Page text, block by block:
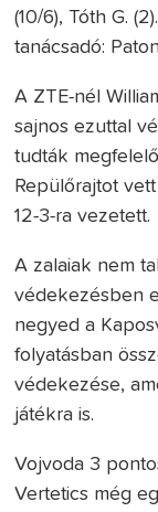
(10/6), Tóth G.
tanácsadó:
A ZTE-nél
sajnos ezuttal
tudták
Repülőrajtot
12-3-ra vezetett.
A zalaiak nem
védekezésben
negyed a
folyatásban
védekezése,
játékra is.
Vojvoda 3
Vertetics még